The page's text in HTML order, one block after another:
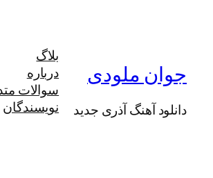
ملودی
آذری جدید
درباره
سوالات متداول
نویسندگان
رویدادها
فروشگاه
الگوها
پوسته‌ها